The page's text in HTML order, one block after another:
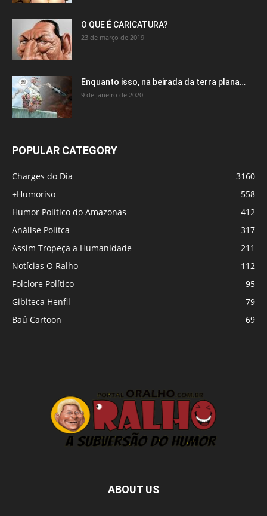
O QUE É CARICATURA?
23 de março de 2019
Enquanto isso, na beirada da terra plana…
9 de janeiro de 2020
POPULAR CATEGORY
Charges do Dia
3160
+Humoriso
558
Humor Político do Amazonas
412
Análise Polítca
317
Assim Tropeça a Humanidade
211
Notícias O Ralho
112
Folclore Político
95
Gibiteca Henfil
79
Baú Cartoon
69
ABOUT US